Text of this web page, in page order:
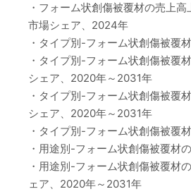
・フォーム状創傷被覆材の売上
市場シェア、2024年
・タイプ別-フォーム状創傷被覆
・タイプ別-フォーム状創傷被覆
シェア、2020年～2031年
・タイプ別-フォーム状創傷被覆
シェア、2020年～2031年
・タイプ別-フォーム状創傷被覆
・用途別-フォーム状創傷被覆材
・用途別-フォーム状創傷被覆材
ェア、2020年～2031年